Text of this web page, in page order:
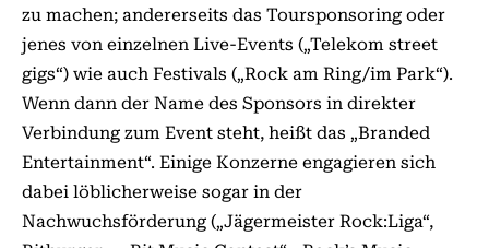
zu machen; andererseits das Toursponsoring oder
jenes von einzelnen Live-Events („Telekom street
gigs“) wie auch Festivals („Rock am Ring/im Park“).
Wenn dann der Name des Sponsors in direkter
Verbindung zum Event steht, heißt das „Branded
Entertainment“. Einige Konzerne engagieren sich
dabei löblicherweise sogar in der
Nachwuchsförderung („Jägermeister Rock:Liga“,